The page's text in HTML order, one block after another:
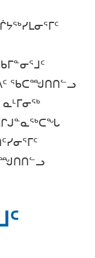
ᖃᑕᙳᑎᑎᓪᓗ
ᓇᒻᒥᓂᖅ